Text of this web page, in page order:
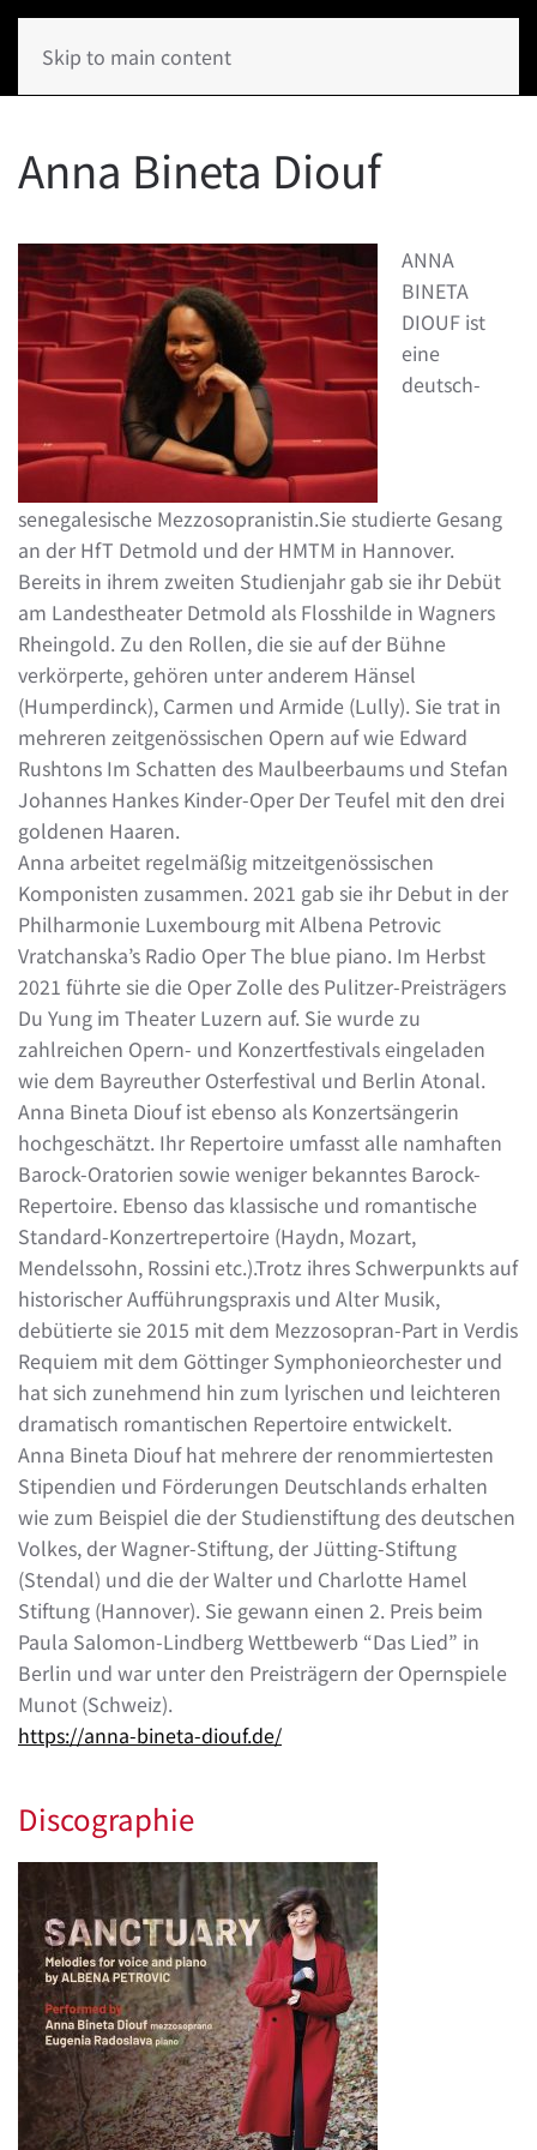
Skip to main content
Anna Bineta Diouf
ANNA
BINETA
DIOUF ist
eine
deutsch-
senegalesische Mezzosopranistin.Sie studierte Gesang
an der HfT Detmold und der HMTM in Hannover.
Bereits in ihrem zweiten Studienjahr gab sie ihr Debüt
am Landestheater Detmold als Flosshilde in Wagners
Rheingold. Zu den Rollen, die sie auf der Bühne
verkörperte, gehören unter anderem Hänsel
(Humperdinck), Carmen und Armide (Lully). Sie trat in
mehreren zeitgenössischen Opern auf wie Edward
Rushtons Im Schatten des Maulbeerbaums und Stefan
Johannes Hankes Kinder-Oper Der Teufel mit den drei
goldenen Haaren.
Anna arbeitet regelmäßig mitzeitgenössischen
Komponisten zusammen. 2021 gab sie ihr Debut in der
Philharmonie Luxembourg mit Albena Petrovic
Vratchanska’s Radio Oper The blue piano. Im Herbst
2021 führte sie die Oper Zolle des Pulitzer-Preisträgers
Du Yung im Theater Luzern auf. Sie wurde zu
zahlreichen Opern- und Konzertfestivals eingeladen
wie dem Bayreuther Osterfestival und Berlin Atonal.
Anna Bineta Diouf ist ebenso als Konzertsängerin
hochgeschätzt. Ihr Repertoire umfasst alle namhaften
Barock-Oratorien sowie weniger bekanntes Barock-
Repertoire. Ebenso das klassische und romantische
Standard-Konzertrepertoire (Haydn, Mozart,
Mendelssohn, Rossini etc.).Trotz ihres Schwerpunkts auf
historischer Aufführungspraxis und Alter Musik,
debütierte sie 2015 mit dem Mezzosopran-Part in Verdis
Requiem mit dem Göttinger Symphonieorchester und
hat sich zunehmend hin zum lyrischen und leichteren
dramatisch romantischen Repertoire entwickelt.
Anna Bineta Diouf hat mehrere der renommiertesten
Stipendien und Förderungen Deutschlands erhalten
wie zum Beispiel die der Studienstiftung des deutschen
Volkes, der Wagner-Stiftung, der Jütting-Stiftung
(Stendal) und die der Walter und Charlotte Hamel
Stiftung (Hannover). Sie gewann einen 2. Preis beim
Paula Salomon-Lindberg Wettbewerb “Das Lied” in
Berlin und war unter den Preisträgern der Opernspiele
Munot (Schweiz).
https://anna-bineta-diouf.de/
Discographie